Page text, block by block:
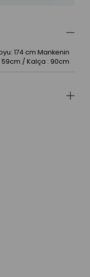
174 cm Mankenin
59cm / Kalça : 90cm